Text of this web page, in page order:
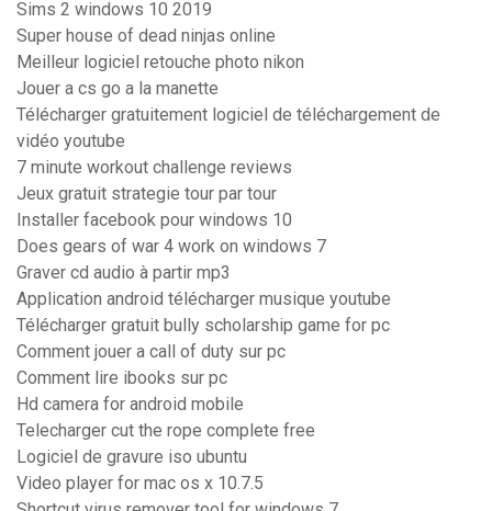
Sims 2 windows 10 2019
Super house of dead ninjas online
Meilleur logiciel retouche photo nikon
Jouer a cs go a la manette
Télécharger gratuitement logiciel de téléchargement de
vidéo youtube
7 minute workout challenge reviews
Jeux gratuit strategie tour par tour
Installer facebook pour windows 10
Does gears of war 4 work on windows 7
Graver cd audio à partir mp3
Application android télécharger musique youtube
Télécharger gratuit bully scholarship game for pc
Comment jouer a call of duty sur pc
Comment lire ibooks sur pc
Hd camera for android mobile
Telecharger cut the rope complete free
Logiciel de gravure iso ubuntu
Video player for mac os x 10.7.5